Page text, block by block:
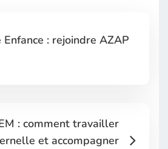
: rejoindre AZAP
: comment travailler
et accompagner